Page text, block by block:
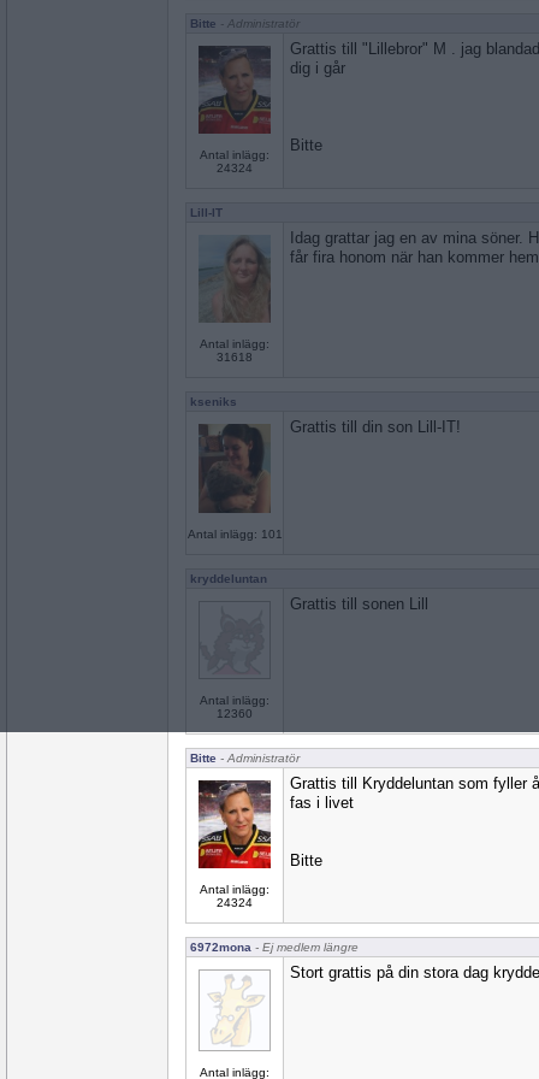
Bitte - Administratör
Antal inlägg:
24324
Grattis till "Lillebror" M . jag
dig i går
Bitte
Lill-IT
Antal inlägg:
31618
Idag grattar jag en av mina söner.
får fira honom när han kommer
kseniks
Antal inlägg: 101
Grattis till din son Lill-IT!
kryddeluntan
Antal inlägg:
12360
Grattis till sonen Lill
Bitte - Administratör
Antal inlägg:
24324
Grattis till Kryddeluntan som fyller
fas i livet
Bitte
6972mona - Ej medlem längre
Antal inlägg:
Stort grattis på din stora dag